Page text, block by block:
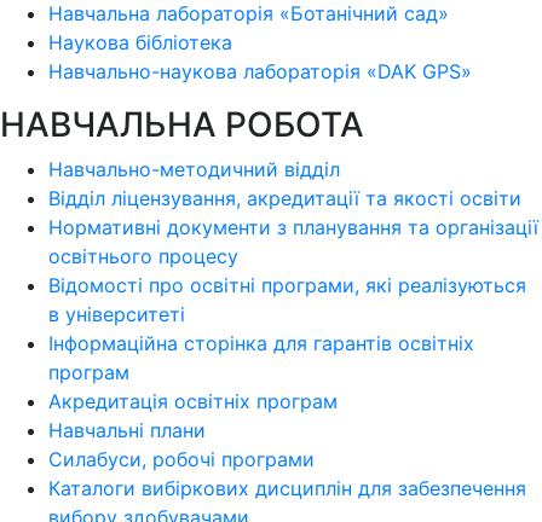
Навчальна лабораторія «Ботанічний сад»
Наукова бібліотека
Навчально-наукова лабораторія «DAK GPS»
НАВЧАЛЬНА РОБОТА
Навчально-методичний відділ
Відділ ліцензування, акредитації та якості освіти
Нормативні документи з планування та організації
освітнього процесу
Відомості про освітні програми, які реалізуються
в університеті
Інформаційна сторінка для гарантів освітніх
програм
Акредитація освітніх програм
Навчальні плани
Силабуси, робочі програми
Каталоги вибіркових дисциплін для забезпечення